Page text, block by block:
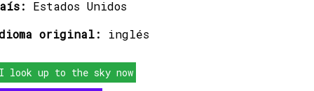
Estados Unidos
original: inglés
look up to the sky now